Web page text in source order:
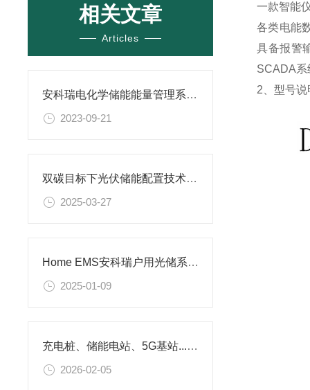
相关文章
Articles
安科瑞电化学储能能量管理系统解决方案
2023-09-21
双碳目标下光伏储能配置技术方案探讨
2025-03-27
Home EMS安科瑞户用光储系统解决方案-安科瑞潘丽
2025-01-09
充电桩、储能电站、5G基站...直流电测量痛点怎么解？安科瑞给出了标准答案
2026-02-05
一款智能
各类电能
具备报警
SCADA系
2、型号说